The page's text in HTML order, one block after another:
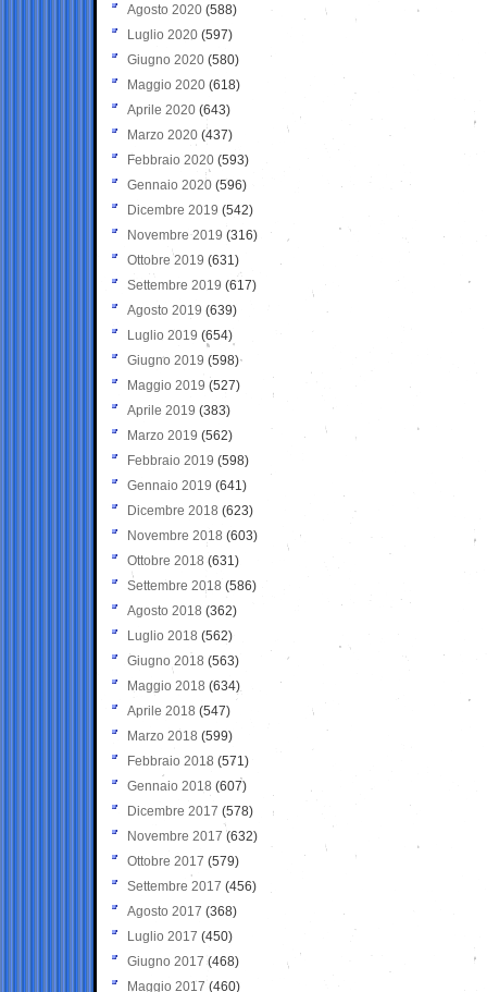
Agosto 2020 (588)
Luglio 2020 (597)
Giugno 2020 (580)
Maggio 2020 (618)
Aprile 2020 (643)
Marzo 2020 (437)
Febbraio 2020 (593)
Gennaio 2020 (596)
Dicembre 2019 (542)
Novembre 2019 (316)
Ottobre 2019 (631)
Settembre 2019 (617)
Agosto 2019 (639)
Luglio 2019 (654)
Giugno 2019 (598)
Maggio 2019 (527)
Aprile 2019 (383)
Marzo 2019 (562)
Febbraio 2019 (598)
Gennaio 2019 (641)
Dicembre 2018 (623)
Novembre 2018 (603)
Ottobre 2018 (631)
Settembre 2018 (586)
Agosto 2018 (362)
Luglio 2018 (562)
Giugno 2018 (563)
Maggio 2018 (634)
Aprile 2018 (547)
Marzo 2018 (599)
Febbraio 2018 (571)
Gennaio 2018 (607)
Dicembre 2017 (578)
Novembre 2017 (632)
Ottobre 2017 (579)
Settembre 2017 (456)
Agosto 2017 (368)
Luglio 2017 (450)
Giugno 2017 (468)
Maggio 2017 (460)